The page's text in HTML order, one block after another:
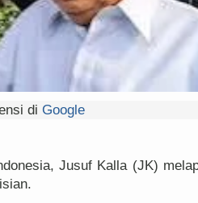
di Google
Jusuf Kalla (JK)